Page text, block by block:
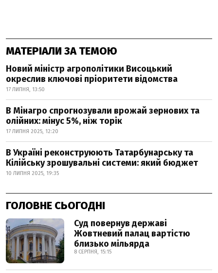
МАТЕРІАЛИ ЗА ТЕМОЮ
Новий міністр агрополітики Висоцький
окреслив ключові пріоритети відомства
17 ЛИПНЯ, 13:50
В Мінагро спрогнозували врожай зернових та
олійних: мінус 5%, ніж торік
17 ЛИПНЯ 2025, 12:20
В Україні реконструюють Татарбунарську та
Кілійську зрошувальні системи: який бюджет
10 ЛИПНЯ 2025, 19:35
ГОЛОВНЕ СЬОГОДНІ
Суд повернув державі
Жовтневий палац вартістю
близько мільярда
8 СЕРПНЯ, 15:15